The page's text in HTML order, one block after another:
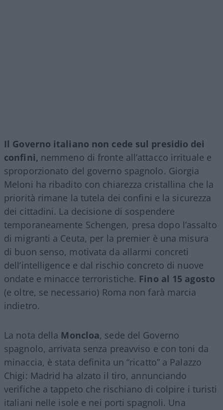
Il Governo italiano non cede sul presidio dei
confini, nemmeno di fronte all’attacco irrituale e
sproporzionato del governo spagnolo. Giorgia
Meloni ha ribadito con chiarezza cristallina che la
priorità rimane la tutela dei confini e la sicurezza
dei cittadini. La decisione di sospendere
temporaneamente Schengen, presa dopo l’assalto
di migranti a Ceuta, per la premier è una misura
di buon senso, motivata da allarmi concreti
dell’intelligence e dal rischio concreto di nuove
ondate e minacce terroristiche. Fino al 15 agosto
(e oltre, se necessario) Roma non farà marcia
indietro.
La nota della Moncloa, sede del Governo
spagnolo, arrivata senza preavviso e con toni da
minaccia, è stata definita un “ricatto” a Palazzo
Chigi: Madrid ha alzato il tiro, annunciando
verifiche a tappeto che rischiano di colpire i turisti
italiani nelle isole e nei porti spagnoli. Una